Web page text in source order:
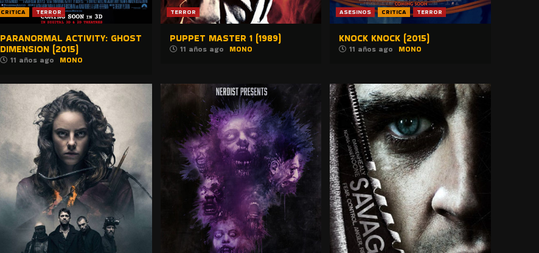
CRITICA TERROR
PARANORMAL ACTIVITY: GHOST
DIMENSION (2015)
11 años ago MONO
TERROR
PUPPET MASTER 1 (1989)
11 años ago MONO
ASESINOS CRITICA TERROR
KNOCK KNOCK (2015)
11 años ago MONO